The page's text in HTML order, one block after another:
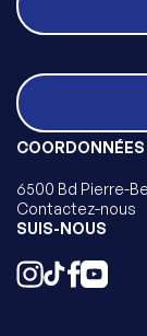
COORDONNÉES
6500 Bd Pierre-
Contactez-nous
SUIS-NOUS